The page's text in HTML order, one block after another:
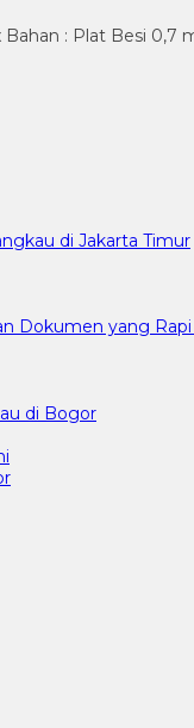
: Plat Besi 0,7
di Jakarta Timur
Dokumen yang
di Bogor